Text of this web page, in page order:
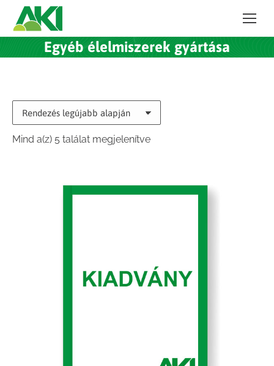
Egyéb élelmiszerek gyártása
Mind a(z) 5 találat megjelenítveSorted